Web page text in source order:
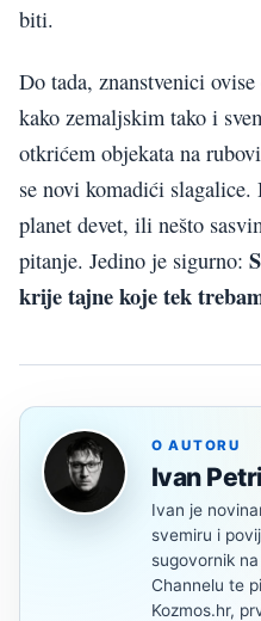
biti.
Do tada, znanstvenici
kako zemaljskim tako i
otkrićem objekata na
se novi komadići
planet devet, ili nešto
pitanje. Jedino je sigurno:
krije tajne koje tek
O AUTORU
Ivan
Ivan je
svemiru i
sugovornik
Channelu te
Kozmos.hr,